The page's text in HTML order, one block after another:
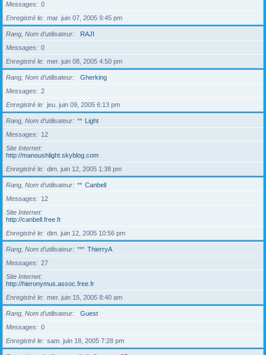
Messages
0
Enregistré le
mar. juin 07, 2005 9:45 pm
Rang, Nom d’utilisateur
RAJI
Messages
0
Enregistré le
mer. juin 08, 2005 4:50 pm
Rang, Nom d’utilisateur
Gherking
Messages
2
Enregistré le
jeu. juin 09, 2005 6:13 pm
Rang, Nom d’utilisateur ** Light
Messages
12
Site Internet
http://manoushlight.skyblog.com
Enregistré le
dim. juin 12, 2005 1:38 pm
Rang, Nom d’utilisateur ** Canbell
Messages
12
Site Internet
http://canbell.free.fr
Enregistré le
dim. juin 12, 2005 10:56 pm
Rang, Nom d’utilisateur *** ThierryA
Messages
27
Site Internet
http://hieronymus.assoc.free.fr
Enregistré le
mer. juin 15, 2005 8:40 am
Rang, Nom d’utilisateur
Guest
Messages
0
Enregistré le
sam. juin 18, 2005 7:28 pm